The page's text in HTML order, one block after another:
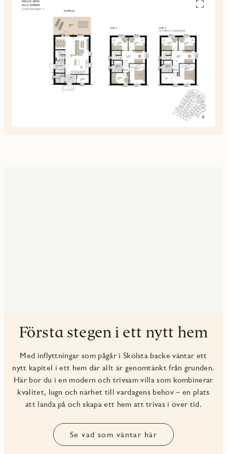
Se
Första stegen i ett nytt hem
Med inflyttningar som pågår i Skölsta backe väntar ett
nytt kapitel i ett hem där allt är genomtänkt från grunden.
Här bor du i en modern och trivsam villa som kombinerar
kvalitet, lugn och närhet till vardagens behov – en plats
att landa på och skapa ett hem att trivas i över tid.
Se vad som väntar här